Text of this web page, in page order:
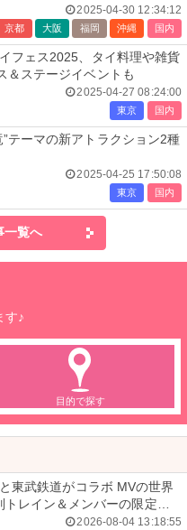
2025-04-30 12:34:12
京都 大阪 福岡 沖縄 国内
フェス2025、タイ料理や雑貨
＆ステージイベントも
2025-04-27 08:24:00
東京 国内
テーマの新アトラクション2種
2025-04-25 17:50:08
東京 国内
一覧へ
す♪
目的で探す
東武鉄道がコラボ MVの世界
レイン＆メンバーの限定ア
2026-08-04 13:18:55